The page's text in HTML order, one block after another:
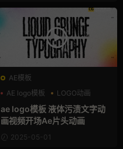
AE模板
AE logo模板
LOGO动画
ae logo模板 液体污渍文字动
画视频开场Ae片头动画
2025-05-01